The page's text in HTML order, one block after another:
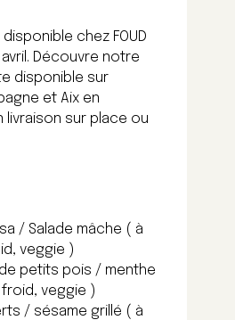
chez FOUD
avril. Découvre notre
disponible sur
et Aix en
livraison sur place ou
/ Salade mâche ( à
veggie )
petits pois / menthe
veggie )
/ sésame grillé ( à